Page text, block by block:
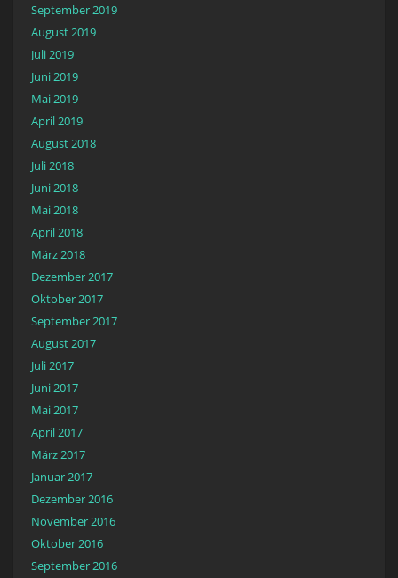
September 2019
August 2019
Juli 2019
Juni 2019
Mai 2019
April 2019
August 2018
Juli 2018
Juni 2018
Mai 2018
April 2018
März 2018
Dezember 2017
Oktober 2017
September 2017
August 2017
Juli 2017
Juni 2017
Mai 2017
April 2017
März 2017
Januar 2017
Dezember 2016
November 2016
Oktober 2016
September 2016